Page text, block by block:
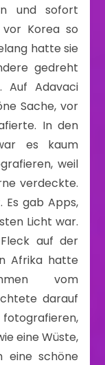
und sofort
Korea so
hatte sie
gedreht
Auf Adavaci
Sache, vor
In den
es kaum
weil
verdeckte.
Es gab Apps,
Licht war.
auf der
Afrika hatte
vom
darauf
fotografieren,
eine Wüste,
eine schöne